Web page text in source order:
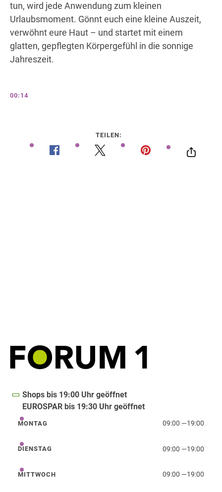
tun, wird jede Anwendung zum kleinen
Urlaubsmoment. Gönnt euch eine kleine Auszeit,
verwöhnt eure Haut – und startet mit einem
glatten, gepflegten Körpergefühl in die sonnige
Jahreszeit.
00:14
TEILEN:
Shops bis 19:00 Uhr geöffnet
EUROSPAR bis 19:30 Uhr geöffnet
Montag
MONTAG 09:00 —19:00
Dienstag
DIENSTAG 09:00 —19:00
Mittwoch
MITTWOCH 09:00 —19:00